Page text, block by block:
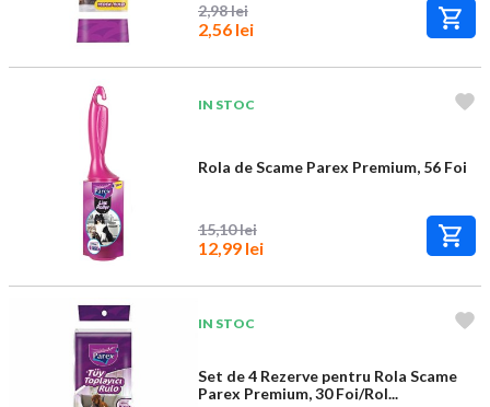
2,98 lei
2,56 lei
IN STOC
Rola de Scame Parex Premium, 56 Foi
15,10 lei
12,99 lei
IN STOC
Set de 4 Rezerve pentru Rola Scame
Parex Premium, 30 Foi/Rol...